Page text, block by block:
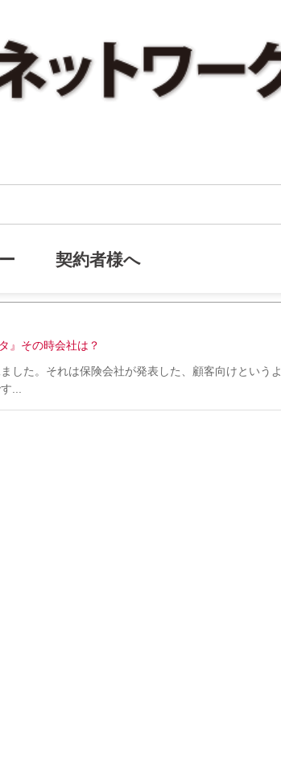
契約者様へ
』その時会社は？
した。それは保険会社が発表した、顧客向けというよ
...